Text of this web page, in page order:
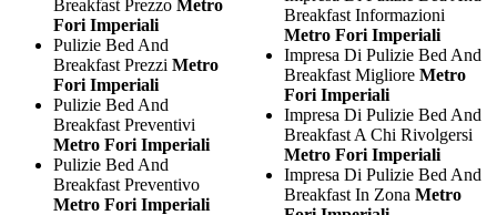
Breakfast Prezzo Metro
Fori Imperiali
Pulizie Bed And
Breakfast Prezzi Metro
Fori Imperiali
Pulizie Bed And
Breakfast Preventivi
Metro Fori Imperiali
Pulizie Bed And
Breakfast Preventivo
Metro Fori Imperiali
Breakfast Informazioni
Metro Fori Imperiali
Impresa Di Pulizie Bed And
Breakfast Migliore Metro
Fori Imperiali
Impresa Di Pulizie Bed And
Breakfast A Chi Rivolgersi
Metro Fori Imperiali
Impresa Di Pulizie Bed And
Breakfast In Zona Metro